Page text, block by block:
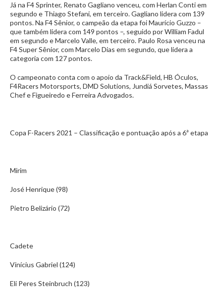
Já na F4 Sprinter, Renato Gagliano venceu, com Herlan Conti em
segundo e Thiago Stefani, em terceiro. Gagliano lidera com 139
pontos. Na F4 Sênior, o campeão da etapa foi Maurício Guzzo –
que também lidera com 149 pontos –, seguido por William Fadul
em segundo e Marcelo Valle, em terceiro. Paulo Rosa venceu na
F4 Super Sênior, com Marcelo Dias em segundo, que lidera a
categoria com 127 pontos.
O campeonato conta com o apoio da Track&Field, HB Óculos,
F4Racers Motorsports, DMD Solutions, Jundiá Sorvetes, Massas
Chef e Figueiredo e Ferreira Advogados.
Copa F-Racers 2021 – Classificação e pontuação após a 6ª etapa
Mirim
José Henrique (98)
Pietro Belizário (72)
Cadete
Vinícius Gabriel (124)
Eli Peres Steinbruch (123)